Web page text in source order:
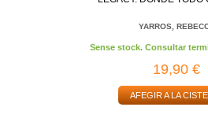
YARROS,
Sense stock. Consultar
19,90 €
AFEGIR A LA